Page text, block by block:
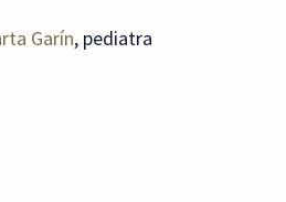
Garín, pediatra